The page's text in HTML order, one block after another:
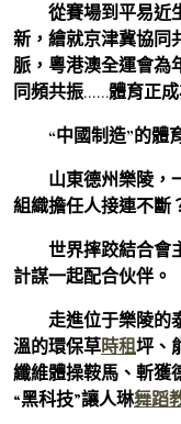
從賽場到平易近
新，繪就京津冀協同
脈，粵港澳全運會為
同頻共振……體育正
“中國制造”的體
山東德州樂陵，
組織擔任人接連不斷
世界摔跤結合會
計謀一起配合伙伴。
走進位于樂陵的
溫的環保草時租坪、
纖維體操鞍馬、斬獲
“黑科技”讓人琳舞蹈